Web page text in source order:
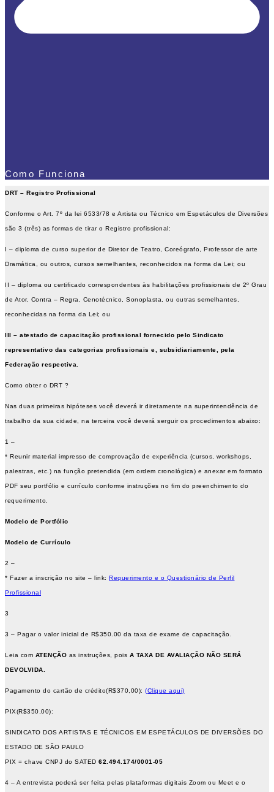
Como Funciona
DRT – Registro Profissional
Conforme o Art. 7º da lei 6533/78 e Artista ou Técnico em Espetáculos de Diversões
são 3 (três) as formas de tirar o Registro profissional:
I – diploma de curso superior de Diretor de Teatro, Coreógrafo, Professor de arte
Dramática, ou outros, cursos semelhantes, reconhecidos na forma da Lei; ou
II – diploma ou certificado correspondentes às habilitações profissionais de 2º Grau
de Ator, Contra – Regra, Cenotécnico, Sonoplasta, ou outras semelhantes,
reconhecidas na forma da Lei; ou
III – atestado de capacitação profissional fornecido pelo Sindicato
representativo das categorias profissionais e, subsidiariamente, pela
Federação respectiva.
Como obter o DRT ?
Nas duas primeiras hipóteses você deverá ir diretamente na superintendência de
trabalho da sua cidade, na terceira você deverá serguir os procedimentos abaixo:
1 –
* Reunir material impresso de comprovação de experiência (cursos, workshops,
palestras, etc.) na função pretendida (em ordem cronológica) e anexar em formato
PDF seu portfólio e currículo conforme instruções no fim do preenchimento do
requerimento.
Modelo de Portfólio
Modelo de Currículo
2 –
* Fazer a inscrição no site – link: Requerimento e o Questionário de Perfil
Profissional
3
3 – Pagar o valor inicial de R$350.00 da taxa de exame de capacitação.
Leia com ATENÇÃO as instruções, pois A TAXA DE AVALIAÇÃO NÃO SERÁ
DEVOLVIDA.
Pagamento do cartão de crédito(R$370,00): (Clique aqui)
PIX(R$350,00):
SINDICATO DOS ARTISTAS E TÉCNICOS EM ESPETÁCULOS DE DIVERSÕES DO
ESTADO DE SÃO PAULO
PIX = chave CNPJ do SATED 62.494.174/0001-05
4 – A entrevista poderá ser feita pelas plataformas digitais Zoom ou Meet e o